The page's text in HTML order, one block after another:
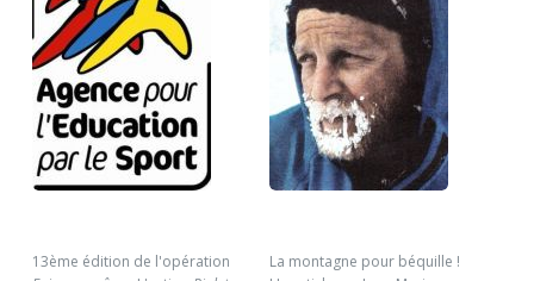
13ème édition de l'opération
La montagne pour béquille !